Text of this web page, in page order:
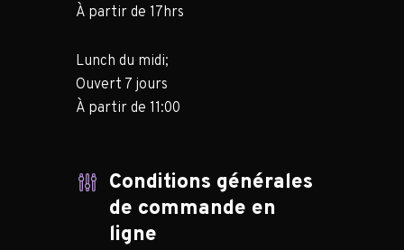
À partir de 17hrs
Lunch du midi;
Ouvert 7 jours
À partir de 11:00
Conditions générales
de commande en
ligne